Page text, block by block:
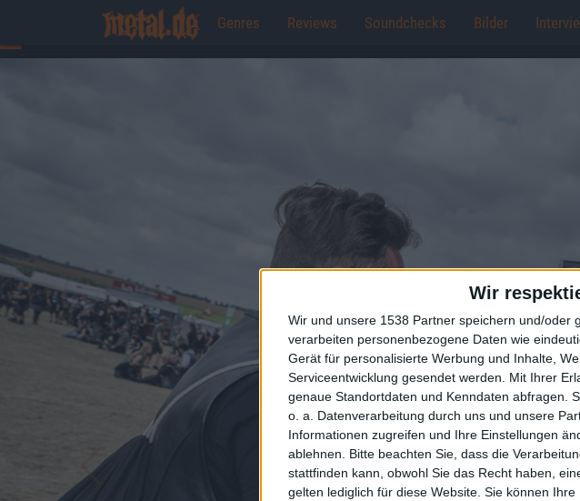
Wir
Wir und unsere 1538 Partner speichern und/oder
verarbeiten personenbezogene Daten wie
Gerät für personalisierte Werbung und Inhalte,
Serviceentwicklung gesendet werden. Mit Ihrer
genaue Standortdaten und Kenndaten abfragen.
o. a. Datenverarbeitung durch uns und unsere
Informationen zugreifen und Ihre Einstellungen
ablehnen. Bitte beachten Sie, dass die
stattfinden kann, obwohl Sie das Recht haben,
gelten lediglich für diese Website. Sie können
Genres Reviews Soundchecks Bilder